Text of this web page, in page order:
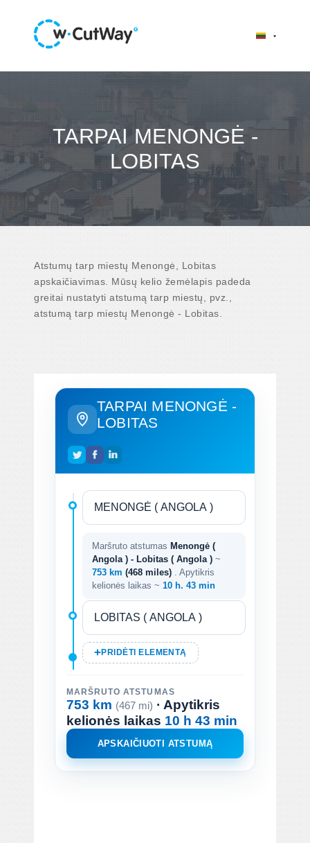
TARPAI MENONGĖ -
LOBITAS
Atstumų tarp miestų Menongė, Lobitas
apskaičiavimas. Mūsų kelio žemėlapis padeda
greitai nustatyti atstumą tarp miestų, pvz.,
atstumą tarp miestų Menongė - Lobitas.
TARPAI MENONGĖ -
LOBITAS
Maršruto atstumas Menongė (
Angola ) - Lobitas ( Angola ) ~
753 km (468 miles)
. Apytikris
kelionės laikas ~ 10 h. 43 min
PRIDĖTI ELEMENTĄ
MARŠRUTO ATSTUMAS
753 km (467 mi) · Apytikris
kelionės laikas 10 h 43 min
APSKAIČIUOTI ATSTUMĄ